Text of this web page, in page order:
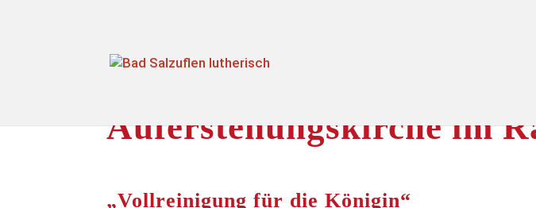
Auferstehungskirche im
„Vollreinigung für die Königin“